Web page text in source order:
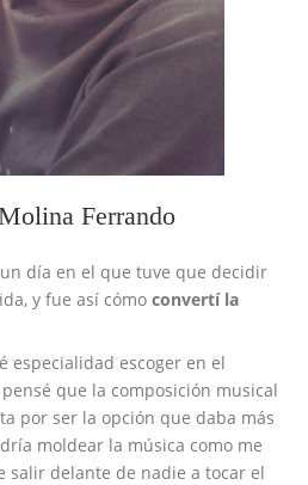
Ferrando
día en el que tuve que decidir
y fue así cómoconvertí la
especialidad escoger en el
pensé que la composición musical
por ser la opción que daba más
moldear la música como me
salir delante de nadie a tocar el